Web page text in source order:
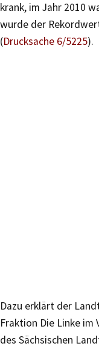
krank, im Jahr 2010
wurde der
(Drucksache 6/5225).
Dazu erklärt der
Fraktion Die Linke im
des Sächsischen